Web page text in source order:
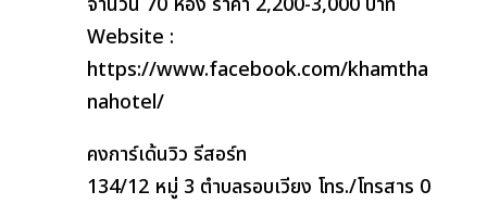
Website :
https://www.facebook.com/khamtha
nahotel/
คงการ์เด้นวิว รีสอร์ท
134/12 หมู่ 3 ตำบลรอบเวียง โทร./โทรสาร 0